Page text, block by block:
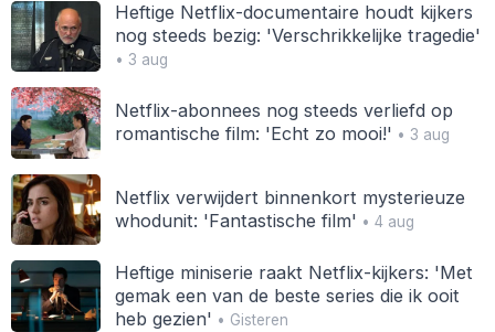
Heftige Netflix-documentaire houdt kijkers
nog steeds bezig: 'Verschrikkelijke tragedie'
• 3 aug
Netflix-abonnees nog steeds verliefd op
romantische film: 'Echt zo mooi!' • 3 aug
Netflix verwijdert binnenkort mysterieuze
whodunit: 'Fantastische film' • 4 aug
Heftige miniserie raakt Netflix-kijkers: 'Met
gemak een van de beste series die ik ooit
heb gezien' • Gisteren